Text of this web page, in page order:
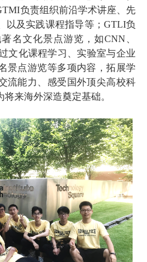
负责组织前沿学术讲座、先
以及实践课程指导等； GTLI负
名文化景点游览，如CNN
文化课程学习、实验室与企业
景点游览等多项内容，拓展学
流能力、感受国外顶尖高校科
来海外深造奠定基础。